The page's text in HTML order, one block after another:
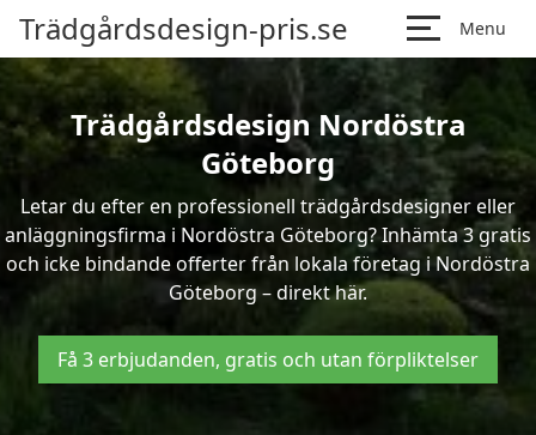
Trädgårdsdesign-pris.se Menu
Trädgårdsdesign Nordöstra
Göteborg
Letar du efter en professionell trädgårdsdesigner eller
anläggningsfirma i Nordöstra Göteborg? Inhämta 3 gratis
och icke bindande offerter från lokala företag i Nordöstra
Göteborg – direkt här.
Få 3 erbjudanden, gratis och utan förpliktelser